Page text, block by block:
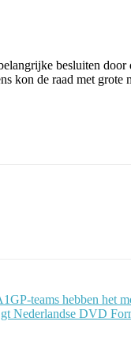
besluiten
kon de raad met grote
teams hebben het
Nederlandse DVD